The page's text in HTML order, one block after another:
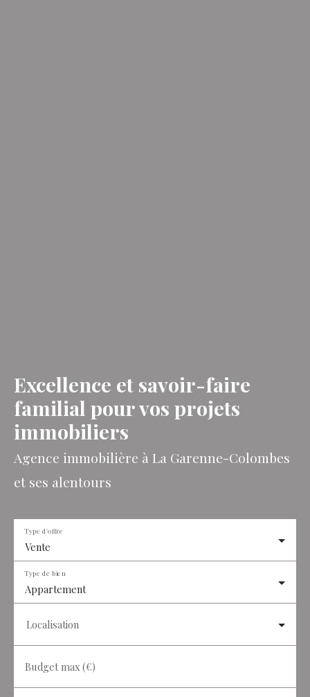
Excellence et savoir-faire
familial pour vos projets
immobiliers
Agence immobilière à La Garenne-Colombes
et ses alentours
Vente
Type d'offre
Appartement
Type de bien
Localisation
Budget max (€)